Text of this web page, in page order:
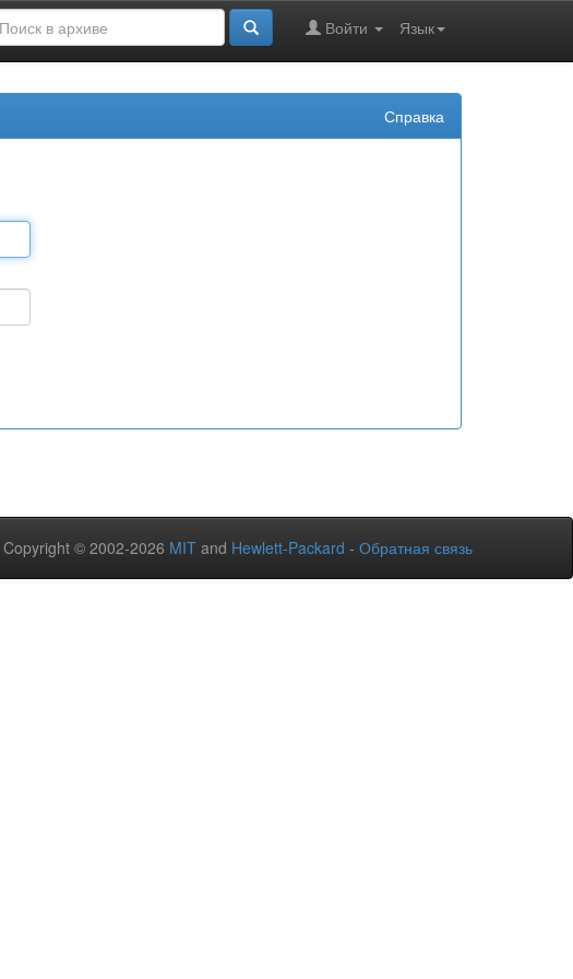
Язык
Войти
Справка
Copyright © 2002-2026 MIT and Hewlett-Packard - Обратная связь